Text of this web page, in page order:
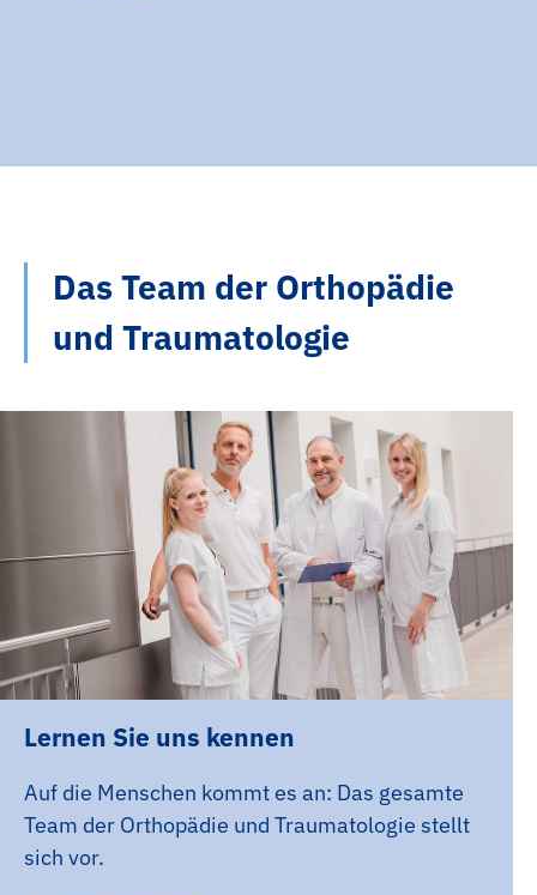
Das Team der Orthopädie
und Traumatologie
Lernen Sie uns kennen
Auf die Menschen kommt es an: Das gesamte
Team der Orthopädie und Traumatologie stellt
sich vor.